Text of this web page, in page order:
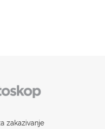
zakazivanje